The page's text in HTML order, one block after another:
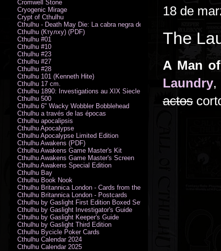
18 de
The
A Man
Laundry,
actos
Cromwell Stone
Cryogenic Mirage
Crypt of Cthulhu
Cthulhu - Death May Die: La cabra negra de los bosques
Cthulhu (Ктулху) (PDF)
Cthulhu #01
Cthulhu #10
Cthulhu #23
Cthulhu #27
Cthulhu #28
Cthulhu 101 (Kenneth Hite)
Cthulhu 17 cm.
Cthulhu 1890: Investigations au XIX Siecle
Cthulhu 500
Cthulhu 6" Wacky Wobbler Bobblehead
Cthulhu a través de las épocas
Cthulhu apocalipsis
Cthulhu Apocalypse
Cthulhu Apocalypse Limited Edition
Cthulhu Awakens (PDF)
Cthulhu Awakens Game Master's Kit
Cthulhu Awakens Game Master's Screen
Cthulhu Awakens Special Edition
Cthulhu Bay
Cthulhu Book Nook
Cthulhu Britannica London - Cards from the Smoke
Cthulhu Britannica London - Postcards
Cthulhu by Gaslight First Edition Boxed Set
Cthulhu by Gaslight Investigator's Guide
Cthulhu by Gaslight Keeper's Guide
Cthulhu by Gaslight Third Edition
Cthulhu Bycicle Poker Cards
Cthulhu Calendar 2024
Cthulhu Calendar 2025